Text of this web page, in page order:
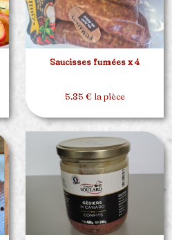
Saucisses fumées x 4
5.85 € la pièce